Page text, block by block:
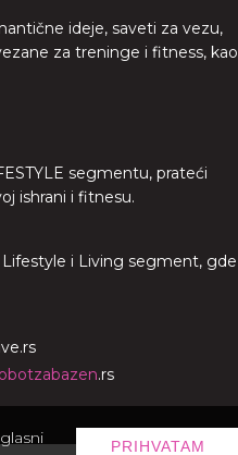
ideje, saveti za vezu,
za treninge i fitness, kao
segmentu, prateći
ishrani i fitnesu.
Lifestyle i Living segment, gde
.rs
PRIHVATAM